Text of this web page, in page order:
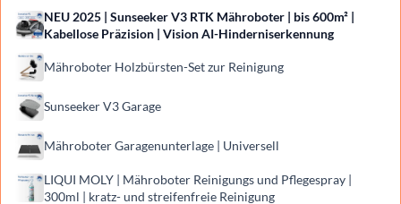
NEU 2025 | Sunseeker V3 RTK Mähroboter | bis 600m² |
Kabellose Präzision | Vision AI-Hinderniserkennung
Mähroboter Holzbürsten-Set zur Reinigung
Sunseeker V3 Garage
Mähroboter Garagenunterlage | Universell
LIQUI MOLY | Mähro­boter Reini­gungs und Pfle­ge­spray |
300ml | kratz- und streifenfreie Reinigung